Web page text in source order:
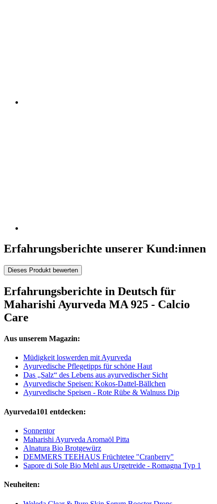
Erfahrungsberichte unserer Kund:innen
Dieses Produkt bewerten
Erfahrungsberichte in Deutsch für
Maharishi Ayurveda MA 925 - Calcio
Care
Aus unserem Magazin:
Müdigkeit loswerden mit Ayurveda
Ayurvedische Pflegetipps für schöne Haut
Das „Salz“ des Lebens aus ayurvedischer Sicht
Ayurvedische Speisen: Kokos-Dattel-Bällchen
Ayurvedische Speisen - Rote Rübe & Walnuss Dip
Ayurveda101 entdecken:
Sonnentor
Maharishi Ayurveda Aromaöl Pitta
Alnatura Bio Brotgewürz
DEMMERS TEEHAUS Früchtetee "Cranberry"
Sapore di Sole Bio Mehl aus Urgetreide - Romagna Typ 1
Neuheiten: